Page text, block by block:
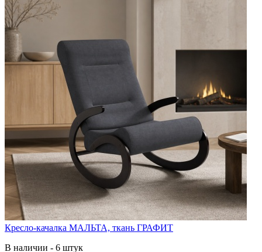
Кресло-качалка МАЛЬТА, ткань ГРАФИТ
В наличии - 6 штук